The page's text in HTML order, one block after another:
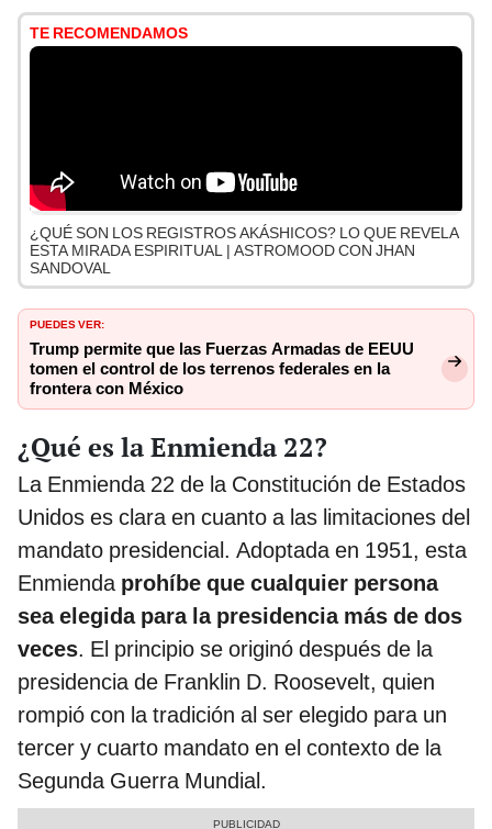
TE RECOMENDAMOS
¿QUÉ SON LOS REGISTROS AKÁSHICOS? LO QUE REVELA
ESTA MIRADA ESPIRITUAL | ASTROMOOD CON JHAN
SANDOVAL
PUEDES VER:
Trump permite que las Fuerzas Armadas de EEUU
tomen el control de los terrenos federales en la
frontera con México
¿Qué es la Enmienda 22?
La Enmienda 22 de la Constitución de Estados
Unidos es clara en cuanto a las limitaciones del
mandato presidencial. Adoptada en 1951, esta
Enmienda prohíbe que cualquier persona
sea elegida para la presidencia más de dos
veces. El principio se originó después de la
presidencia de Franklin D. Roosevelt, quien
rompió con la tradición al ser elegido para un
tercer y cuarto mandato en el contexto de la
Segunda Guerra Mundial.